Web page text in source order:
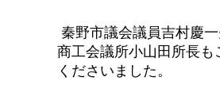
秦野市議会議員吉村慶
商工会議所小山田所長も
くださいました。